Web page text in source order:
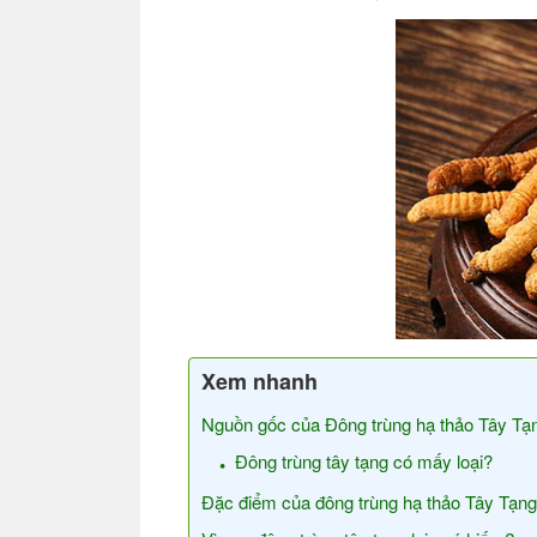
Xem nhanh
Nguồn gốc của Đông trùng hạ thảo Tây
Đông trùng tây tạng có mấy loại?
Đặc điểm của đông trùng hạ thảo Tây Tạng